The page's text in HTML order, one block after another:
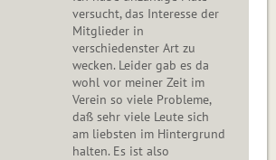
versucht, das Interesse der
Mitglieder in
verschiedenster Art zu
wecken. Leider gab es da
wohl vor meiner Zeit im
Verein so viele Probleme,
daß sehr viele Leute sich
am liebsten im Hintergrund
halten. Es ist also